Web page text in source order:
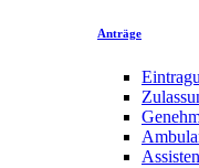
Anträge